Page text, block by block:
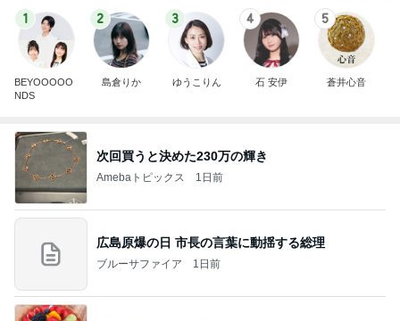
1
BEYOOOOO
NDS
2
島倉りか
3
ゆうこりん
4
石 安伊
5
蒼井心音
次回買うと決めた230万の輝き
Amebaトピックス 1日前
広島原爆の日 市長の言葉に動揺する総理
ブルーサファイア 1日前